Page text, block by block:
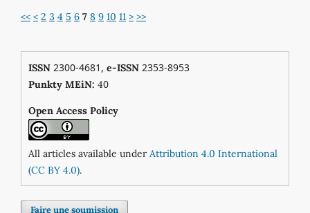
<< < 2 3 4 5 6 7 8 9 10 11 > >>
ISSN2300-4681, e-ISSN2353-8953
Punkty MEiN: 40
Open Access Policy
All articles available under Attribution 4.0 International
(CC BY 4.0).
Faire une soumission